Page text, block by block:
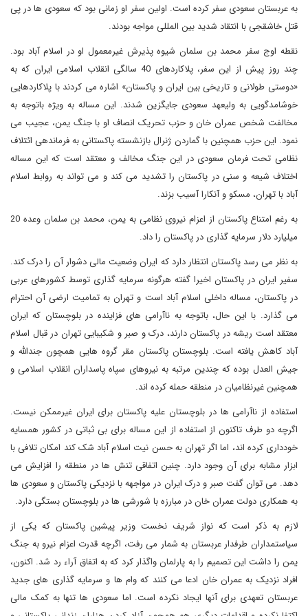
به عربستان سعودی سفر کرده است. اولین سفر او زمانی بود که سعودی ها در پی
قتل خاشقجی با انتقاد شدید بین المللی مواجه بودند.
نقطه اوج سفر محمد بن سلمان شیوه پذیرش غیرمعمول او در اسلام آباد بود.
چند روز پیش از این سفر، پلاکاردهای 40 سالگی انقلاب اسلامی ایران که به
«دوستی طولانی و تاریخی بین ایران و پاکستان» اشاره می کردند با پلاکاردهایی
خوشامدگویی به ولیعهد سعودی جایگزین شدند. این مساله به ویژه باتوجه به
مخالفت شخص عمران خان و حزب تحریک انصاف او با جنگ یمن، عجیب می
نمود. این حزب همچنین با گماردن ژنرال بازنشسته پاکستانی به فرماندهی ائتلاف
نظامی تحت فرمان سعودی در این جنگ مخالف و معتقد است که این مساله
اختلاف شیعه و سنی در پاکستان را تشدید می کند و می تواند به روابط اسلام
آباد با تهران، مسکو و آنکارا آسیب بزند.
به رغم امتناع پاکستان از اعزام نیروی نظامی به یمن، محمد بن سلمان وعده 20
میلیارد دلار سرمایه گذاری در پاکستان را داد.
به نظر می رسد پاکستان انتظار دارد که ایران وضعیت مالی دشوار آن را درک کند.
سفیر ایران در پاکستان اخیرا گفته هرگونه سرمایه گذاری توسط کشورهای عربی
در پاکستان، مساله داخلی اسلام آباد است و تهران به تمامیت ارضی آن احترام
می گذارد. با این حال، باتوجه به ناآرامی های فزاینده در بلوچستان که ایران
معتقد است ریشه در پاکستان دارند، درک و صبر و شکیبایی تهران در قبال اسلام
آباد کاهش یافته است. بلوچستان پاکستان مقر گروه هایی همچون جندالله و
جیش العدل بوده که چندین مرتبه به نیروهای سپاه پاسداران انقلاب اسلامی و
همچنین غیرنظامیان در منطقه حمله کرده اند.
استفاده از ناآرامی ها در بلوچستان علیه پاکستان برای ایران غیرممکن نیست.
اگرچه دو طرف تاکنون از استفاده از این مساله برای بی ثباتی در کشور همسایه
خودداری کرده اند، اما اگر تهران به حسن نیت اسلام آباد شک کند امکان تلافی با
ابزار مشابه برای آن وجود دارد. چنین اتفاقی تنش ها در منطقه را افزایش می
دهد. می توان گفت صبر و درک ایران در مواجهه با نزدیکی پاکستان و سعودی ها
به همکاری دولت عمران خان در مبارزه با شورشی ها در بلوچستان بستگی دارد.
لازم به ذکر است که نواز شریف نخست وزیر پیشین پاکستان که یکی از
سیاستمداران طرفدار عربستان به شمار می رفت، اگرچه قدرت اعزام نیرو به جنگ
یمن را داشت این تصمیم را به پارلمان واگذار کرد که به اتفاق آراء رد شد. اکنون،
افراد نزدیک به عمران خان ادعا می کنند که وام ها و سرمایه گذاری های جدید
عربستان تعهدی برای آنها ایجاد نکرده است. اما سعودی ها تنها به کمک مالی